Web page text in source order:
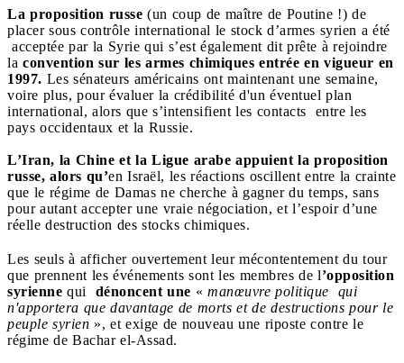
La proposition russe (un coup de maître de Poutine !) de
placer sous contrôle international le stock d’armes syrien a été
acceptée par la Syrie qui s’est également dit prête à rejoindre
la convention sur les armes chimiques entrée en vigueur en
1997. Les sénateurs américains ont maintenant une semaine,
voire plus, pour évaluer la crédibilité d'un éventuel plan
international, alors que s’intensifient les contacts entre les
pays occidentaux et la Russie.
L’Iran, la Chine et la Ligue arabe appuient la proposition
russe, alors qu’en Israël, les réactions oscillent entre la crainte
que le régime de Damas ne cherche à gagner du temps, sans
pour autant accepter une vraie négociation, et l’espoir d’une
réelle destruction des stocks chimiques.
Les seuls à afficher ouvertement leur mécontentement du tour
que prennent les événements sont les membres de l’opposition
syrienne qui dénoncent une « manœuvre politique qui
n'apportera que davantage de morts et de destructions pour le
peuple syrien », et exige de nouveau une riposte contre le
régime de Bachar el-Assad.